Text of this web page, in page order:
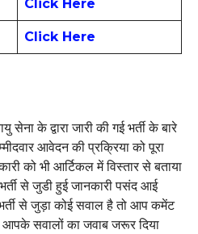
Click Here
Click Here
के द्वारा जारी की गई भर्ती के बारे
आवेदन की प्रक्रिया को पूरा
को भी आर्टिकल में विस्तार से बताया
से जुडी हुई जानकारी पसंद आई
से जुड़ा कोई सवाल है तो आप कमेंट
आपके सवालों का जवाब जरूर दिया